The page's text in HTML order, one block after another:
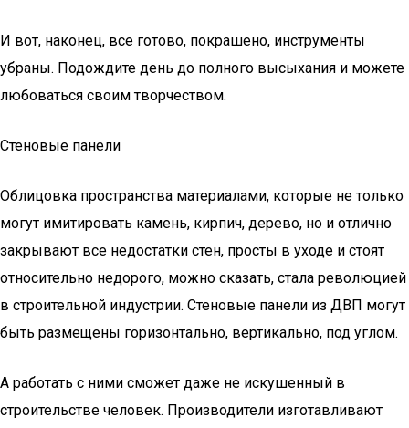
И вот, наконец, все готово, покрашено, инструменты
убраны. Подождите день до полного высыхания и можете
любоваться своим творчеством.
Стеновые панели
Облицовка пространства материалами, которые не только
могут имитировать камень, кирпич, дерево, но и отлично
закрывают все недостатки стен, просты в уходе и стоят
относительно недорого, можно сказать, стала революцией
в строительной индустрии. Стеновые панели из ДВП могут
быть размещены горизонтально, вертикально, под углом.
А работать с ними сможет даже не искушенный в
строительстве человек. Производители изготавливают